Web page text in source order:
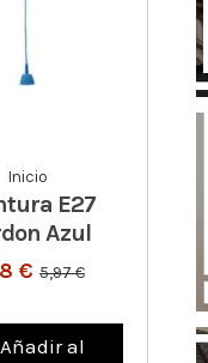
Inicio
E27
Azul
€ 5,97 €
Añadir al